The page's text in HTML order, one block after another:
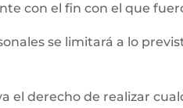
con el fin con el que
se limitará a lo
el derecho de realizar